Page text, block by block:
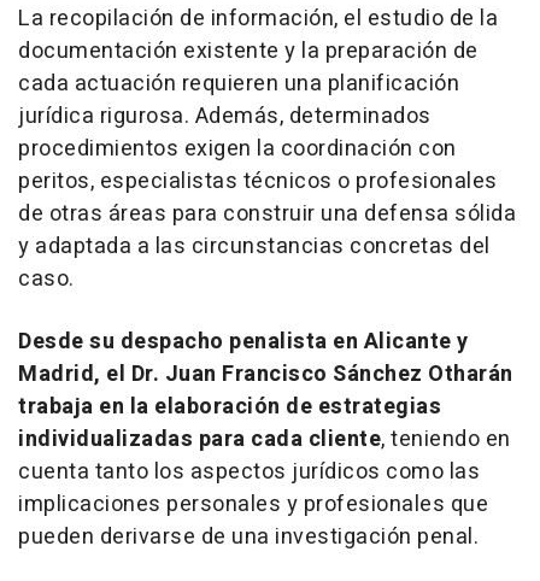
La recopilación de información, el estudio de la
documentación existente y la preparación de
cada actuación requieren una planificación
jurídica rigurosa. Además, determinados
procedimientos exigen la coordinación con
peritos, especialistas técnicos o profesionales
de otras áreas para construir una defensa sólida
y adaptada a las circunstancias concretas del
caso.
Desde su despacho penalista en Alicante y
Madrid, el Dr. Juan Francisco Sánchez Otharán
trabaja en la elaboración de estrategias
individualizadas para cada cliente, teniendo en
cuenta tanto los aspectos jurídicos como las
implicaciones personales y profesionales que
pueden derivarse de una investigación penal.